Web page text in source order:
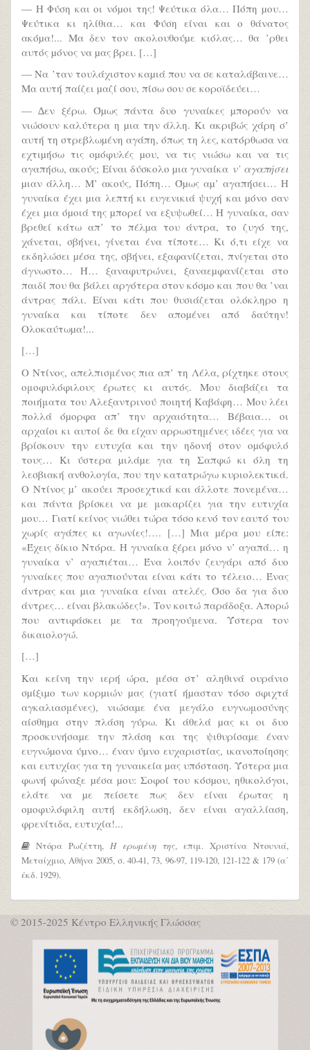
— Η Φύση και οι νόµοι της! Ψεύτικα όλα… Πόπη µου…
Ψεύτικα κι ηλίθια… και Φύση είναι και ο θάνατος
ακόµα!... Μα δεν τον ακολουθούµε κιόλας… θα ’ρθει
αυτός µόνος να µας βρει. […]
— Να ’ταν τουλάχιστον καµιά που να σε καταλάβαινε…
Μα αυτή παίζει µαζί σου, πίσω σου σε κοροϊδεύει…
— ∆εν ξέρω. Όµως πάντα δυο γυναίκες µπορούν να
νιώσουν καλύτερα η µια την άλλη. Κι ακριβώς χάρη σ’
αυτή τη στρεβλωµένη αγάπη, όπως τη λες, κατόρθωσα να
εχτιµήσω τις οµόφυλές µου, να τις νιώσω και να τις
αγαπήσω, ακούς; Είναι δύσκολο µια γυναίκα ν’ αγαπήσει
µιαν άλλη… Μ’ ακούς, Πόπη… Όµως αµ’ αγαπήσει… Η
γυναίκα έχει µια λεπτή κι ευγενικιά ψυχή και µόνο σαν
έχει µια όµοιά της µπορεί να εξυψωθεί… Η γυναίκα, σαν
βρεθεί κάτω απ’ το πέλµα του άντρα, το ζυγό της,
χάνεται, σβήνει, γίνεται ένα τίποτε… Κι ό,τι είχε να
εκδηλώσει µέσα της, σβήνει, εξαφανίζεται, πνίγεται στο
άγνωστο… Ή… ξαναφυτρώνει, ξαναεµφανίζεται στο
παιδί που θα βάλει αργότερα στον κόσµο και που θα ’ναι
άντρας πάλι. Είναι κάτι που θυσιάζεται ολόκληρο η
γυναίκα και τίποτε δεν αποµένει από δαύτην!
Ολοκαύτωµα!...
[…]
Ο Ντίνος, απελπισμένος πια απ’ τη Λέλα, ρίχτηκε στους
ομοφυλόφιλους έρωτες κι αυτός. Μου διαβάζει τα
ποιήματα του Αλεξαντρινού ποιητή Καβάφη… Μου λέει
πολλά όµορφα απ’ την αρχαιότητα… Βέβαια… οι
αρχαίοι κι αυτοί δε θα είχαν αρρωστημένες ιδέες για να
βρίσκουν την ευτυχία και την ηδονή στον οµόφυλό
τους… Κι ύστερα µιλάµε για τη Σαπφώ κι όλη τη
λεσβιακή ανθολογία, που την κατατρώγω κυριολεκτικά.
Ο Ντίνος µ’ ακούει προσεχτικά και άλλοτε πονεμένα…
και πάντα βρίσκει να µε μακαρίζει για την ευτυχία
µου… Γιατί κείνος νιώθει τώρα τόσο κενό τον εαυτό του
χωρίς αγάπες κι αγωνίες!…. […] Μια µέρα µου είπε:
«Έχεις δίκιο Ντόρα. Η γυναίκα ξέρει µόνο ν’ αγαπά… η
γυναίκα ν’ αγαπιέται… Ένα λοιπόν ζευγάρι από δυο
γυναίκες που αγαπιούνται είναι κάτι το τέλειο… Ένας
άντρας και µια γυναίκα είναι ατελές. Όσο δα για δυο
άντρες… είναι βλακώδες!». Τον κοιτώ παράδοξα. Απορώ
που αντιφάσκει µε τα προηγούμενα. Ύστερα τον
δικαιολογώ.
[…]
Και κείνη την ιερή ώρα, μέσα στ’ αληθινά ουράνιο
σµίξιµο των κορµιών µας (γιατί ήµασταν τόσο σφιχτά
αγκαλιασμένες), νιώσαµε ένα μεγάλο ευγνωμοσύνης
αίσθηµα στην πλάση γύρω. Κι άθελά µας κι οι δυο
προσκυνήσαµε την πλάση και της ψιθυρίσαµε έναν
ευγνώµονα ύµνο… έναν ύµνο ευχαριστίας, ικανοποίησης
και ευτυχίας για τη γυναικεία µας υπόσταση. Ύστερα µια
φωνή φώναξε µέσα µου: Σοφοί του κόσµου, ηθικολόγοι,
ελάτε να µε πείσετε πως δεν είναι έρωτας η
οµοφυλόφιλη αυτή εκδήλωση, δεν είναι αγαλλίαση,
φρενίτιδα, ευτυχία!...
Ντόρα Ρωζέττη, Η ερωμένη της, επιμ. Χριστίνα Ντουνιά,
Μεταίχμιο, Αθήνα 2005, σ. 40-41, 73, 96-97, 119-120, 121-122 & 179 (α΄
έκδ. 1929).
© 2015-2025 Κέντρο Ελληνικής Γλώσσας